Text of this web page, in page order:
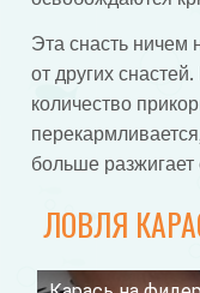
Эта снасть ничем
от других
количество
больше разжигает
ЛОВЛЯ